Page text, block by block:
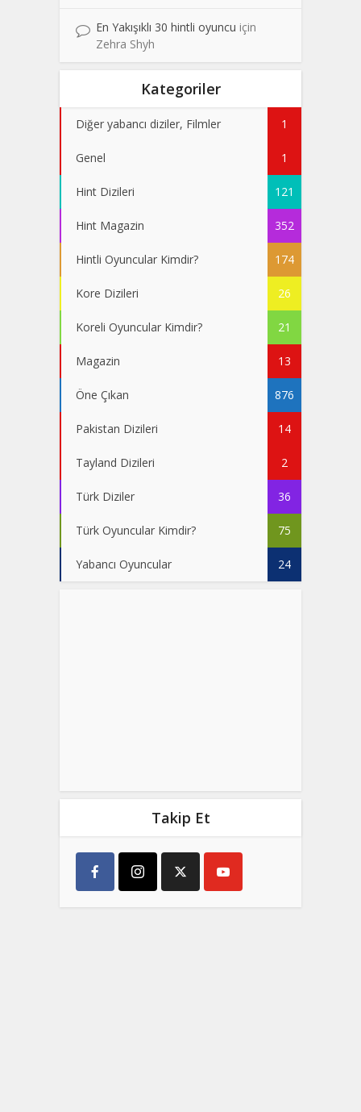
En Yakışıklı 30 hintli oyuncu için
Zehra Shyh
Kategoriler
Diğer yabancı diziler, Filmler 1
Genel 1
Hint Dizileri 121
Hint Magazin 352
Hintli Oyuncular Kimdir? 174
Kore Dizileri 26
Koreli Oyuncular Kimdir? 21
Magazin 13
Öne Çıkan 876
Pakistan Dizileri 14
Tayland Dizileri 2
Türk Diziler 36
Türk Oyuncular Kimdir? 75
Yabancı Oyuncular 24
Takip Et